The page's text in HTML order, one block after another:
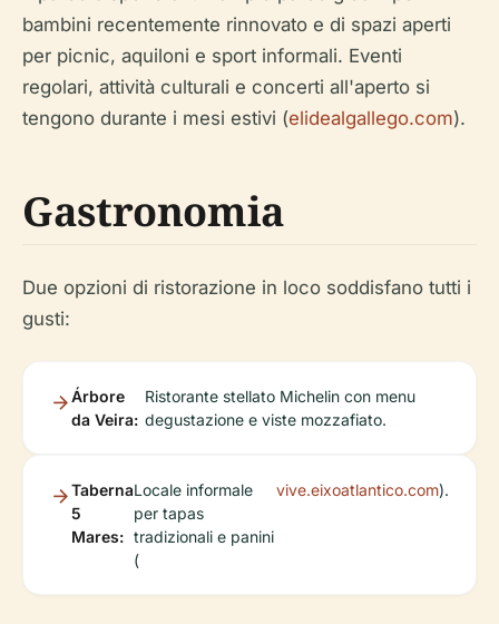
bambini recentemente rinnovato e di spazi aperti
per picnic, aquiloni e sport informali. Eventi
regolari, attività culturali e concerti all'aperto si
tengono durante i mesi estivi (elidealgallego.com).
Gastronomia
Due opzioni di ristorazione in loco soddisfano tutti i
gusti:
Árbore
da Veira:
Ristorante stellato Michelin con menu
degustazione e viste mozzafiato.
Taberna
5
Mares:
Locale informale
per tapas
tradizionali e panini
(
vive.eixoatlantico.com).